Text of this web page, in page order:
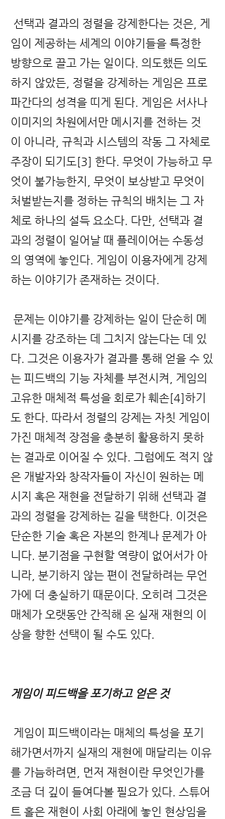
선택과 결과의 정렬을 강제한다는 것은, 게
임이 제공하는 세계의 이야기들을 특정한
방향으로 끌고 가는 일이다. 의도했든 의도
하지 않았든, 정렬을 강제하는 게임은 프로
파간다의 성격을 띠게 된다. 게임은 서사나
이미지의 차원에서만 메시지를 전하는 것
이 아니라, 규칙과 시스템의 작동 그 자체로
주장이 되기도[3] 한다. 무엇이 가능하고 무
엇이 불가능한지, 무엇이 보상받고 무엇이
처벌받는지를 정하는 규칙의 배치는 그 자
체로 하나의 설득 요소다. 다만, 선택과 결
과의 정렬이 일어날 때 플레이어는 수동성
의 영역에 놓인다. 게임이 이용자에게 강제
하는 이야기가 존재하는 것이다.
문제는 이야기를 강제하는 일이 단순히 메
시지를 강조하는 데 그치지 않는다는 데 있
다. 그것은 이용자가 결과를 통해 얻을 수 있
는 피드백의 기능 자체를 부전시켜, 게임의
고유한 매체적 특성을 회로가 훼손[4]하기
도 한다. 따라서 정렬의 강제는 자칫 게임이
가진 매체적 장점을 충분히 활용하지 못하
는 결과로 이어질 수 있다. 그럼에도 적지 않
은 개발자와 창작자들이 자신이 원하는 메
시지 혹은 재현을 전달하기 위해 선택과 결
과의 정렬을 강제하는 길을 택한다. 이것은
단순한 기술 혹은 자본의 한계나 문제가 아
니다. 분기점을 구현할 역량이 없어서가 아
니라, 분기하지 않는 편이 전달하려는 무언
가에 더 충실하기 때문이다. 오히려 그것은
매체가 오랫동안 간직해 온 실재 재현의 이
상을 향한 선택이 될 수도 있다.
게임이 피드백을 포기하고 얻은 것
게임이 피드백이라는 매체의 특성을 포기
해가면서까지 실재의 재현에 매달리는 이유
를 가늠하려면, 먼저 재현이란 무엇인가를
조금 더 깊이 들여다볼 필요가 있다. 스튜어
트 홀은 재현이 사회 아래에 놓인 현상임을